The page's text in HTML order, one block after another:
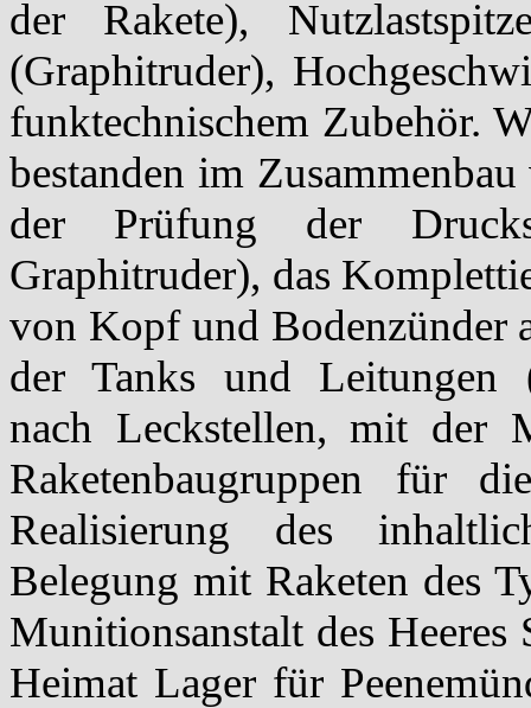
der Rakete),
(Graphitruder),
funktechnischem Zubehör.
bestanden im
der Prüfung der
Graphitruder), das
von Kopf und Bodenzünder
der Tanks und Leitungen
nach Leckstellen, mit der
Raketenbaugruppen für
Realisierung des
Belegung mit Raketen des
Munitionsanstalt des
Heimat Lager für